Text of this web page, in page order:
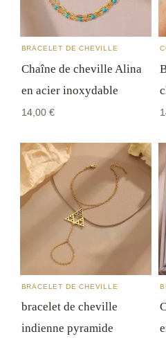
moment depuis la page
Retours sous 14 joursaprès
convient pas, vous changez
Les détails pratiques sont
BRACELET DE CHEVILLE
Chaîne de cheville Alina
en acier inoxydable
14,00 €
BRACELET DE CHEVILLE
bracelet de cheville
indienne pyramide